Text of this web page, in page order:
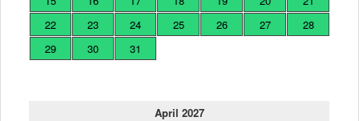
22
23 24 25 26 27
28
29
30 31
April 2027